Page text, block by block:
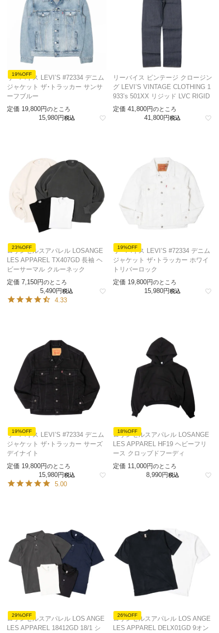
19%OFF
リーバイス LEVI’S #72334 デニム
ジャケット ザ・トラッカー サンサ
ーフブルー
定価 19,800 のところ
15,980 税込
リーバイス ビンテージ クロージン
グ LEVI’S VINTAGE CLOTHING 1
933’s 501XX リジッド LVC RIGID
定価 41,800 のところ
41,800 税込
23%OFF
ロサンゼルスアパレル LOSANGE
LES APPAREL TX407GD 長袖 ヘ
ビーサーマル クルーネック
定価 7,150 のところ
5,490 税込
4.33
19%OFF
リーバイス LEVI’S #72334 デニム
ジャケット ザ・トラッカー ホワイ
トリバーロック
定価 19,800 のところ
15,980 税込
19%OFF
リーバイス LEVI’S #72334 デニム
ジャケット ザ・トラッカー サーズ
デイナイト
定価 19,800 のところ
15,980 税込
5.00
18%OFF
ロサンゼルスアパレル LOSANGE
LES APPAREL HF19 ヘビーフリ
ース クロップドフーディ
定価 11,000 のところ
8,990 税込
29%OFF
ロサンゼルスアパレル LOS ANGE
LES APPAREL 18412GD 18/1 シ
26%OFF
ロサンゼルスアパレル LOS ANGE
LES APPAREL DELX01GD 9オン